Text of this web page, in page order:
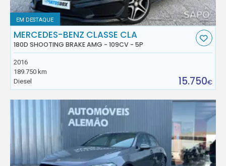
EM DESTAQUE
MERCEDES-BENZ CLASSE CLA
180D SHOOTING BRAKE AMG - 109CV - 5P
2016
189.750 km
Diesel
15.750€